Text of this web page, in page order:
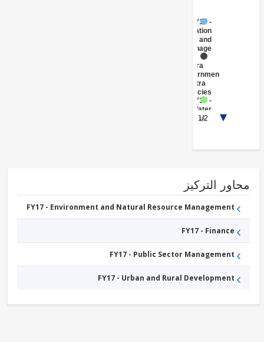
Irrigation
Drainage
FY17 -
Central
Government
(Central
Agencies
)
Supply
التركيز
FY17 - Environment and Natural Resource Management
FY17 - Finance
FY17 - Public Sector Management
FY17 - Urban and Rural Development